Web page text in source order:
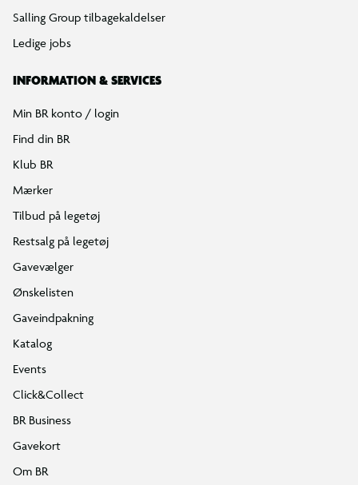
Salling Group tilbagekaldelser
Ledige jobs
INFORMATION & SERVICES
Min BR konto / login
Find din BR
Klub BR
Mærker
Tilbud på legetøj
Restsalg på legetøj
Gavevælger
Ønskelisten
Gaveindpakning
Katalog
Events
Click&Collect
BR Business
Gavekort
Om BR